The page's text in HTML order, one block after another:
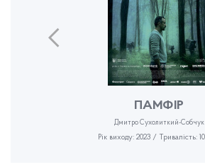
ПАМФІР
Дмитро Сухолиткий-Собчук
Рік виходу: 2023 / Тривалість: